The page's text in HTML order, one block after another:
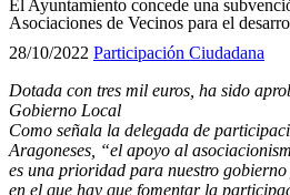
El Ayuntamiento concede una
Asociaciones de Vecinos para el
28/10/2022 Participación Ciudadana
Dotada con tres mil euros, ha sido
Gobierno Local
Como señala la delegada de
Aragoneses, “el apoyo al
es una prioridad para nuestro gobierno
en el que hay que fomentar la